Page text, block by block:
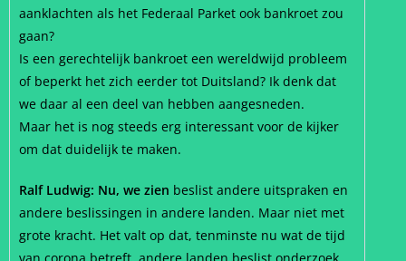
aanklachten als het Federaal Parket ook bankroet zou
gaan?
Is een gerechtelijk bankroet een wereldwijd probleem
of beperkt het zich eerder tot Duitsland? Ik denk dat
we daar al een deel van hebben aangesneden.
Maar het is nog steeds erg interessant voor de kijker
om dat duidelijk te maken.
Ralf Ludwig: Nu, we zien beslist andere uitspraken en
andere beslissingen in andere landen. Maar niet met
grote kracht. Het valt op dat, tenminste nu wat de tijd